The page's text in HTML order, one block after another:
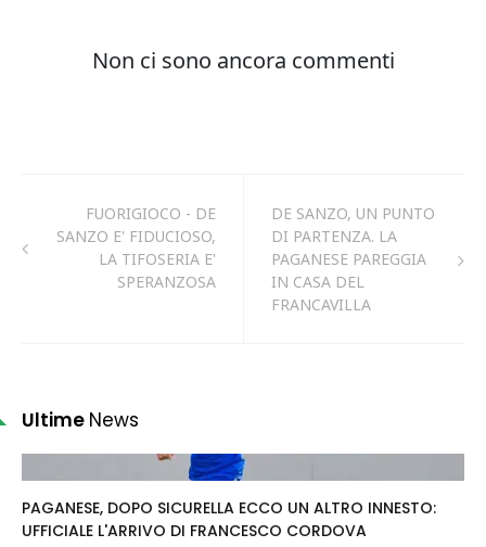
FUORIGIOCO - DE
SANZO E' FIDUCIOSO,
LA TIFOSERIA E'
SPERANZOSA
DE SANZO, UN PUNTO
DI PARTENZA. LA
PAGANESE PAREGGIA
IN CASA DEL
FRANCAVILLA
Ultime News
PAGANESE, DOPO SICURELLA ECCO UN ALTRO INNESTO:
UFFICIALE L'ARRIVO DI FRANCESCO CORDOVA